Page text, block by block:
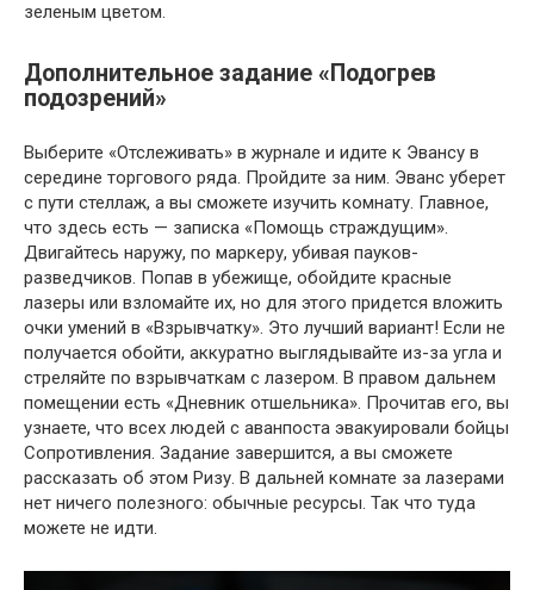
зеленым цветом.
Дополнительное задание «Подогрев
подозрений»
Выберите «Отслеживать» в журнале и идите к Эвансу в
середине торгового ряда. Пройдите за ним. Эванс уберет
с пути стеллаж, а вы сможете изучить комнату. Главное,
что здесь есть — записка «Помощь страждущим».
Двигайтесь наружу, по маркеру, убивая пауков-
разведчиков. Попав в убежище, обойдите красные
лазеры или взломайте их, но для этого придется вложить
очки умений в «Взрывчатку». Это лучший вариант! Если не
получается обойти, аккуратно выглядывайте из-за угла и
стреляйте по взрывчаткам с лазером. В правом дальнем
помещении есть «Дневник отшельника». Прочитав его, вы
узнаете, что всех людей с аванпоста эвакуировали бойцы
Сопротивления. Задание завершится, а вы сможете
рассказать об этом Ризу. В дальней комнате за лазерами
нет ничего полезного: обычные ресурсы. Так что туда
можете не идти.